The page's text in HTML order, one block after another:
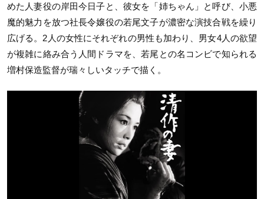
めた人妻役の岸田今日子と、彼女を「姉ちゃん」と呼び、小悪
魔的魅力を放つ社長令嬢役の若尾文子が濃密な演技合戦を繰り
広げる。2人の女性にそれぞれの男性も加わり、男女4人の欲望
が複雑に絡み合う人間ドラマを、若尾との名コンビで知られる
増村保造監督が瑞々しいタッチで描く。